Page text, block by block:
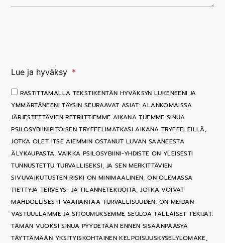
Lue ja hyväksy
RASTITTAMALLA TEKSTIKENTÄN HYVÄKSYN LUKENEENI JA
YMMÄRTÄNEENI TÄYSIN SEURAAVAT ASIAT: ALANKOMAISSA
JÄRJESTETTÄVIEN RETRIITTIEMME AIKANA TUEMME SINUA
PSILOSYBIINIPITOISEN TRYFFELIMATKASI AIKANA TRYFFELEILLÄ,
JOTKA OLET ITSE AIEMMIN OSTANUT LUVAN SAANEESTA
ÄLYKAUPASTA. VAIKKA PSILOSYBIINI-YHDISTE ON YLEISESTI
TUNNUSTETTU TURVALLISEKSI, JA SEN MERKITTÄVIEN
SIVUVAIKUTUSTEN RISKI ON MINIMAALINEN, ON OLEMASSA
TIETTYJÄ TERVEYS- JA TILANNETEKIJÖITÄ, JOTKA VOIVAT
MAHDOLLISESTI VAARANTAA TURVALLISUUDEN. ON MEIDÄN
VASTUULLAMME JA SITOUMUKSEMME SEULOA TÄLLAISET TEKIJÄT.
TÄMÄN VUOKSI SINUA PYYDETÄÄN ENNEN SISÄÄNPÄÄSYÄ
TÄYTTÄMÄÄN YKSITYISKOHTAINEN KELPOISUUSKYSELYLOMAKE,